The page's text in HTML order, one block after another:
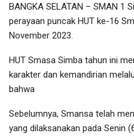
BANGKA SELATAN – SMAN 1
perayaan puncak HUT ke-16
November 2023.
HUT Smasa Simba tahun ini
karakter dan kemandirian
bahwa
Sebelumnya, Smansa telah
yang dilaksanakan pada Senin